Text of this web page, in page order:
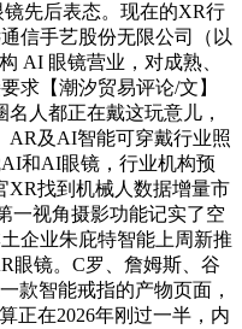
先后表态。现在的XR行
信手艺股份无限公司（以
AI 眼镜营业，对成熟、
求【潮汐贸易评论/文】
人都正在戴这玩意儿，
AR及AI智能可穿戴行业照
和AI眼镜，行业机构预
XR找到机械人数据增量市
一视角摄影功能记实了空
企业朱庇特智能上周新推
眼镜。C罗、詹姆斯、谷
款智能戒指的产物页面，
正在2026年刚过一半，内